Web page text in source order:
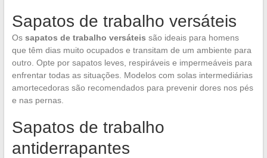
Sapatos de trabalho versáteis
Os sapatos de trabalho versáteis são ideais para homens
que têm dias muito ocupados e transitam de um ambiente para
outro. Opte por sapatos leves, respiráveis e impermeáveis para
enfrentar todas as situações. Modelos com solas intermediárias
amortecedoras são recomendados para prevenir dores nos pés
e nas pernas.
Sapatos de trabalho
antiderrapantes